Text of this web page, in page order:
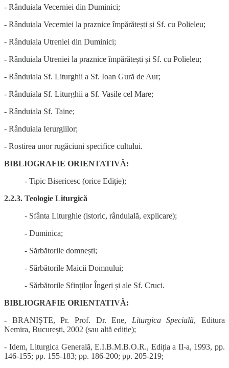
- Rânduiala Vecerniei din Duminici;
- Rânduiala Vecerniei la praznice împărătești și Sf. cu Polieleu;
- Rânduiala Utreniei din Duminici;
- Rânduiala Utreniei la praznice împărătești și Sf. cu Polieleu;
- Rânduiala Sf. Liturghii a Sf. Ioan Gură de Aur;
- Rânduiala Sf. Liturghii a Sf. Vasile cel Mare;
- Rânduiala Sf. Taine;
- Rânduiala Ierurgiilor;
- Rostirea unor rugăciuni specifice cultului.
BIBLIOGRAFIE ORIENTATIVĂ:
- Tipic Bisericesc (orice Ediție);
2.2.3. Teologie Liturgică
- Sfânta Liturghie (istoric, rânduială, explicare);
- Duminica;
- Sărbătorile domnești;
- Sărbătorile Maicii Domnului;
- Sărbătorile Sfinților Îngeri și ale Sf. Cruci.
BIBLIOGRAFIE ORIENTATIVĂ:
- BRANIȘTE, Pr. Prof. Dr. Ene, Liturgica Specială, Editura
Nemira, București, 2002 (sau altă ediție);
- Idem, Liturgica Generală, E.I.B.M.B.O.R., Ediția a II-a, 1993, pp.
146-155; pp. 155-183; pp. 186-200; pp. 205-219;